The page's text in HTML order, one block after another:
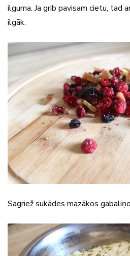
ilguma. Ja grib pavisam cietu, tad
ilgāk.
Sagriež sukādes mazākos